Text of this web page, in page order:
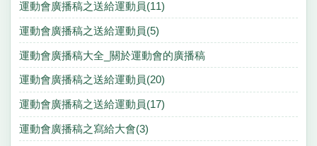
運動會廣播稿之送給運動員(11)
運動會廣播稿之送給運動員(5)
運動會廣播稿大全_關於運動會的廣播稿
運動會廣播稿之送給運動員(20)
運動會廣播稿之送給運動員(17)
運動會廣播稿之寫給大會(3)